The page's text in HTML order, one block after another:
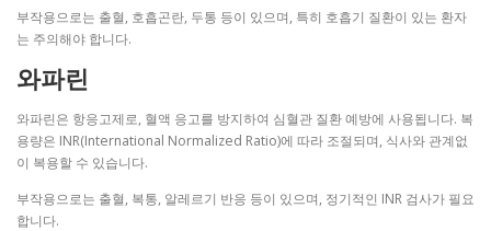
부작용으로는 출혈, 호흡곤란, 두통 등이 있으며, 특히 호흡기 질환이 있는 환자
는 주의해야 합니다.
와파린
와파린은 항응고제로, 혈액 응고를 방지하여 심혈관 질환 예방에 사용됩니다. 복
용량은 INR(International Normalized Ratio)에 따라 조절되며, 식사와 관계없
이 복용할 수 있습니다.
부작용으로는 출혈, 복통, 알레르기 반응 등이 있으며, 정기적인 INR 검사가 필요
합니다.